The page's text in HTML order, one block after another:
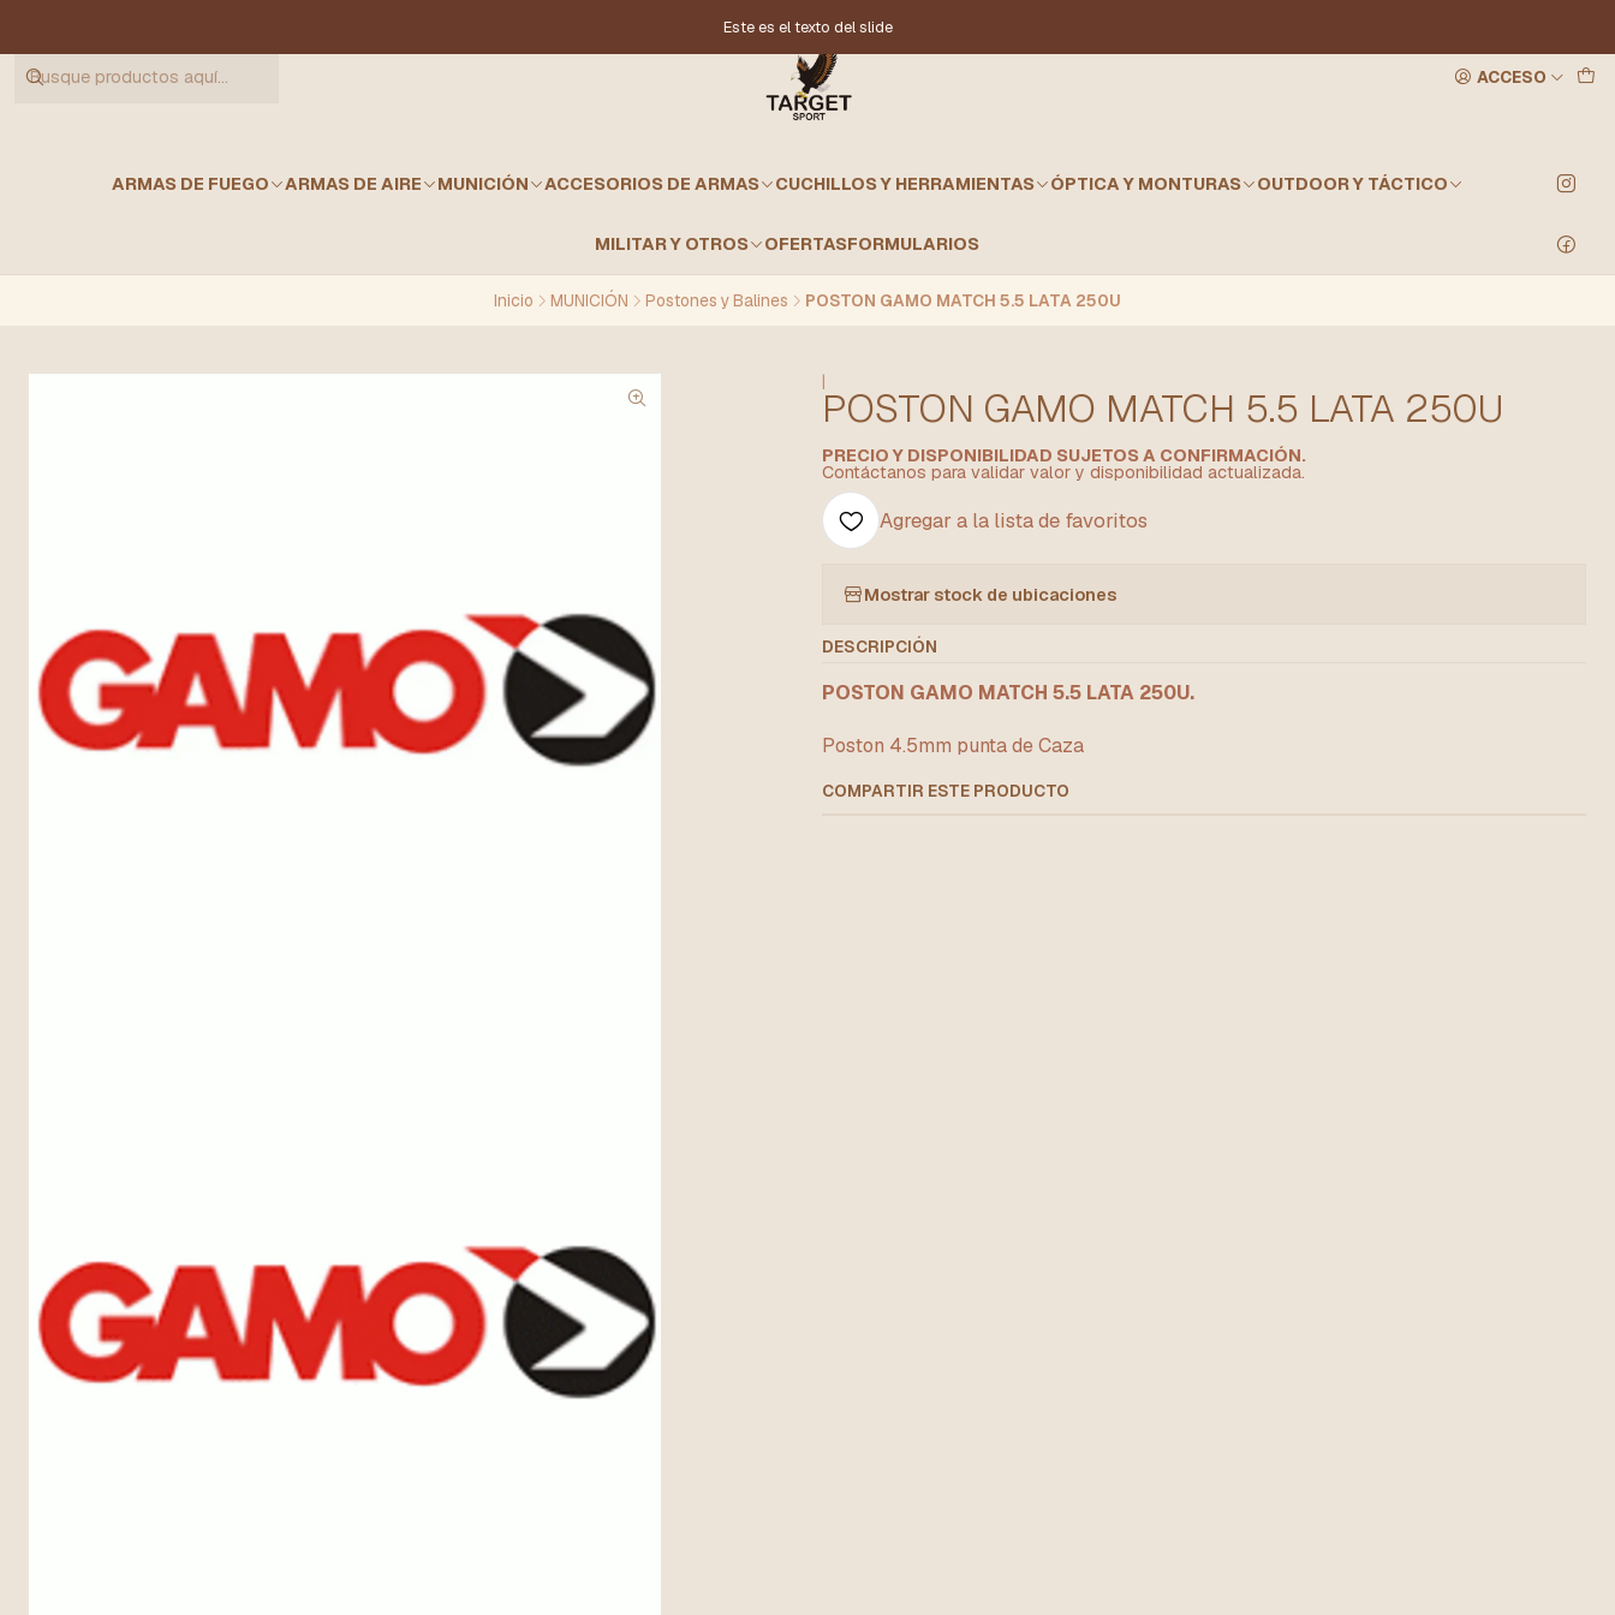
ACCESO
ARMAS DE FUEGO ARMAS DE AIRE MUNICIÓN ACCESORIOS DE ARMAS CUCHILLOS Y HERRAMIENTAS ÓPTICA Y MONTURAS OUTDOOR Y TÁCTICO
MILITAR Y OTROS OFERTASFORMULARIOS
Este es el texto del slide
Inicio MUNICIÓN Postones y Balines POSTON GAMO MATCH 5.5 LATA 250U
|
POSTON GAMO MATCH 5.5 LATA 250U
PRECIO Y DISPONIBILIDAD SUJETOS A CONFIRMACIÓN.
Contáctanos para validar valor y disponibilidad actualizada.
Agregar a la lista de favoritos
Mostrar stock de ubicaciones
DESCRIPCIÓN
POSTON GAMO MATCH 5.5 LATA 250U.
Poston 4.5mm punta de Caza
COMPARTIR ESTE PRODUCTO